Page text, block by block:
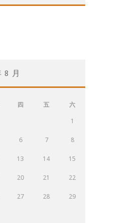
8 月
四 五
六
1
6 7 8
13 14 15
20 21 22
27 28 29